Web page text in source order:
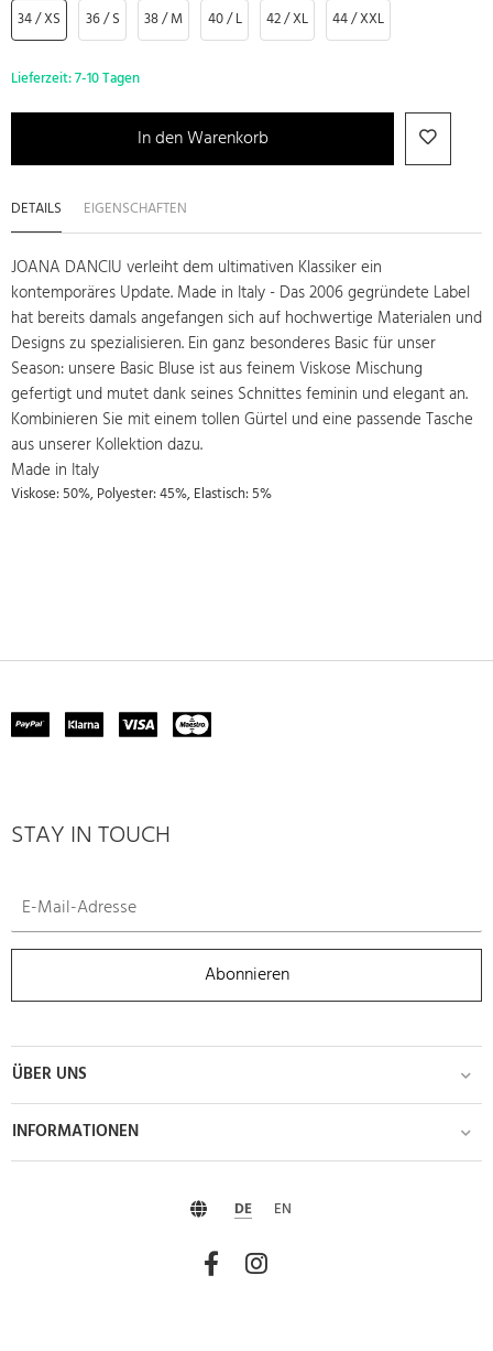
34 / XS
36 / S 38 / M 40 / L 42 / XL 44 / XXL
Lieferzeit:7-10 Tagen
In den Warenkorb
DETAILS EIGENSCHAFTEN
JOANA DANCIU verleiht dem ultimativen Klassiker ein
kontemporäres Update. Made in Italy - Das 2006 gegründete Label
hat bereits damals angefangen sich auf hochwertige Materialen und
Designs zu spezialisieren. Ein ganz besonderes Basic für unser
Season: unsere Basic Bluse ist aus feinem Viskose Mischung
gefertigt und mutet dank seines Schnittes feminin und elegant an.
Kombinieren Sie mit einem tollen Gürtel und eine passende Tasche
aus unserer Kollektion dazu.
Made in Italy
Viskose: 50%, Polyester: 45%, Elastisch: 5%
STAY IN TOUCH
Abonnieren
ÜBER UNS
INFORMATIONEN
DE EN